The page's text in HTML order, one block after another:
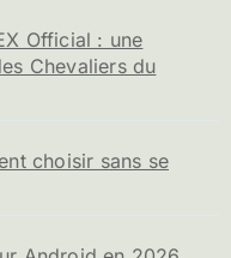
Official : une
Chevaliers du
choisir sans se